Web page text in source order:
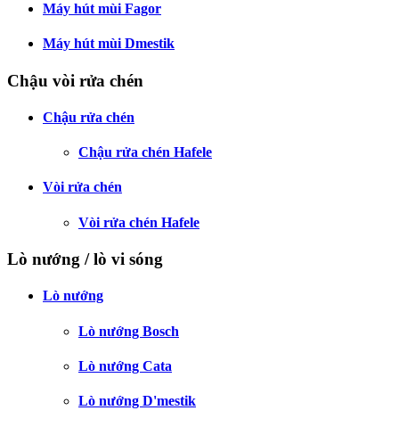
Máy hút mùi Fagor
Máy hút mùi Dmestik
Chậu vòi rửa chén
Chậu rửa chén
Chậu rửa chén Hafele
Vòi rửa chén
Vòi rửa chén Hafele
Lò nướng / lò vi sóng
Lò nướng
Lò nướng Bosch
Lò nướng Cata
Lò nướng D'mestik